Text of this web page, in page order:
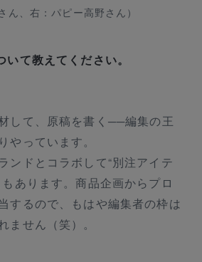
ん、右：パピー高野さん）
いて教えてください。
して、原稿を書く──編集の王
やっています。
ンドとコラボして“別注アイテ
あります。商品企画からプロ
するので、もはや編集者の枠は
ません（笑）。